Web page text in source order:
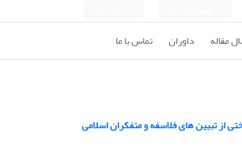
مقاله داوران تماس با ما
از تبیین های فلاسفه و متفکران اسلامی